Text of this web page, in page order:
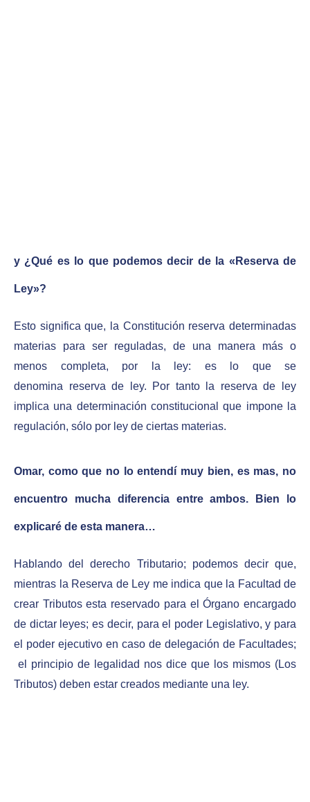
y ¿Qué es lo que podemos decir de la «Reserva de
Ley»?
Esto significa que, la Constitución reserva determinadas
materias para ser reguladas, de una manera más o
menos completa, por la ley: es lo que se
denomina reserva de ley. Por tanto la reserva de ley
implica una determinación constitucional que impone la
regulación, sólo por ley de ciertas materias.
Omar, como que no lo entendí muy bien, es mas, no
encuentro mucha diferencia entre ambos. Bien lo
explicaré de esta manera…
Hablando del derecho Tributario; podemos decir que,
mientras la Reserva de Ley me indica que la Facultad de
crear Tributos esta reservado para el Órgano encargado
de dictar leyes; es decir, para el poder Legislativo, y para
el poder ejecutivo en caso de delegación de Facultades;
el principio de legalidad nos dice que los mismos (Los
Tributos) deben estar creados mediante una ley.